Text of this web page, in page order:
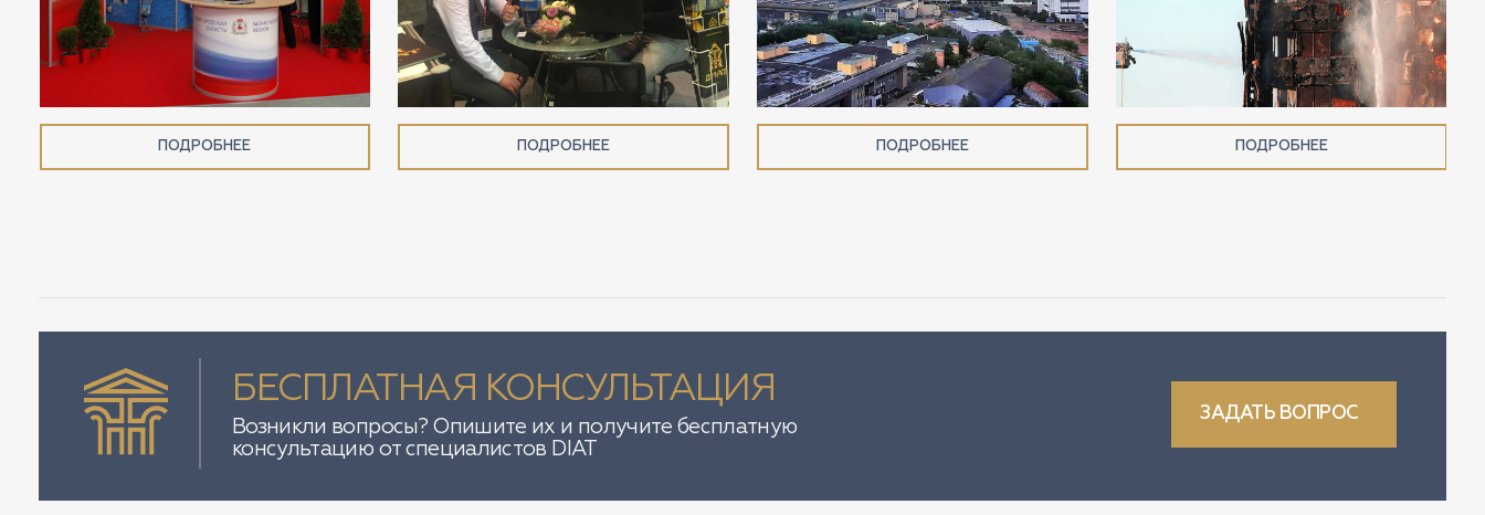
ПОДРОБНЕЕ ПОДРОБНЕЕ ПОДРОБНЕЕ ПОДРОБНЕЕ
БЕСПЛАТНАЯ КОНСУЛЬТАЦИЯ
Возникли вопросы? Опишите их и получите бесплатную
консультацию от специалистов DIAT
ЗАДАТЬ ВОПРОС